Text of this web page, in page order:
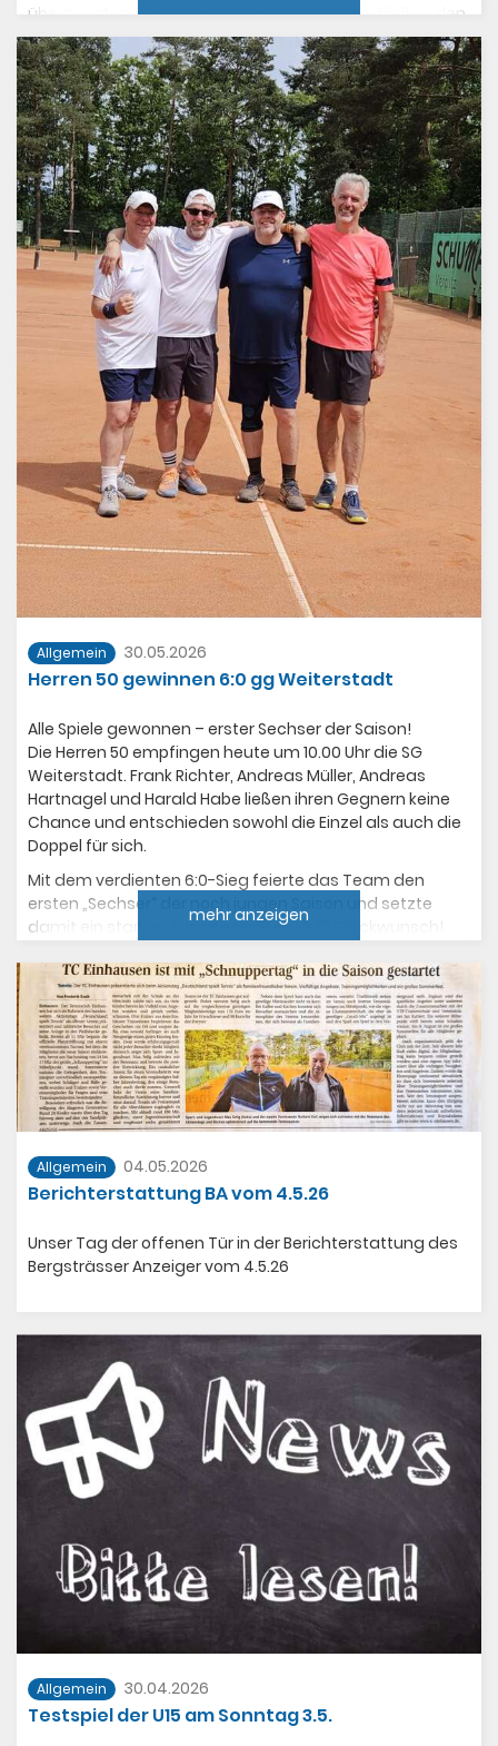
überzeugten in allen Einzeln und Doppeln und ließen den
Gästen keine Chance.
Ebenso erfolgreich präsentierten sich die Herren 50.
Gegen Wixhausen feierte das Team einen klaren 6:0-
Sieg und sicherte sich damit einen perfekten Spieltag.
Auch hier wurden viele sehenswerte Spiele geboten, die
am Ende allesamt zugunsten des TC Einhausen
entschieden wurden.
Mit zwei deutlichen Mannschaftssiegen und vielen
attraktiven Begegnungen war es für den TC Einhausen
ein äußerst erfolgreicher Samstag auf der
Tennisanlage. Die Zuschauer sahen trotz der windigen
Bedingungen guten Tennissport und durften sich über
starke Leistungen der Einhäuser Teams freuen. Am
heutigen Sonntag findet aufgrund der Spielverlegung
der Damenmannschaft kein Spiel statt.
Allgemein 30.05.2026
Herren 50 gewinnen 6:0 gg Weiterstadt
Alle Spiele gewonnen – erster Sechser der Saison!
Die Herren 50 empfingen heute um 10.00 Uhr die SG
Weiterstadt. Frank Richter, Andreas Müller, Andreas
Hartnagel und Harald Habe ließen ihren Gegnern keine
Chance und entschieden sowohl die Einzel als auch die
Doppel für sich.
Mit dem verdienten 6:0-Sieg feierte das Team den
ersten „Sechser“ der noch jungen Saison und setzte
damit ein starkes Ausrufezeichen. 🎾👏 Glückwunsch!
mehr anzeigen
Allgemein 04.05.2026
Berichterstattung BA vom 4.5.26
Unser Tag der offenen Tür in der Berichterstattung des
Bergsträsser Anzeiger vom 4.5.26
Allgemein 30.04.2026
Testspiel der U15 am Sonntag 3.5.